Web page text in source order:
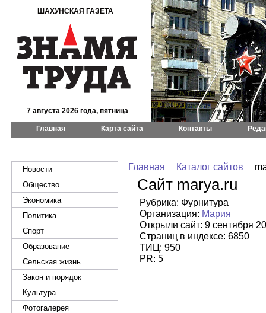
ШАХУНСКАЯ ГАЗЕТА
7 августа 2026 года, пятница
Главная Карта сайта Контакты
Новости
Общество
Экономика
Политика
Спорт
Образование
Сельская жизнь
Закон и порядок
Культура
Фотогалерея
Главная Каталог сайтов
Сайт marya.ru
Рубрика: Фурнитура
Организация: Мария
Открыли сайт: 9 сентября
Страниц в индексе: 6850
ТИЦ: 950
PR: 5